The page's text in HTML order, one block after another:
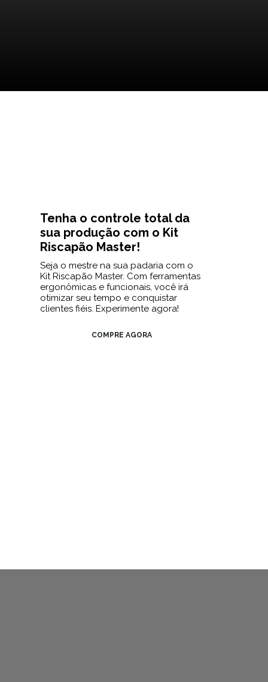
Tenha o controle total da
sua produção com o Kit
Riscapão Master!
Seja o mestre na sua padaria com o
Kit Riscapão Master. Com ferramentas
ergonômicas e funcionais, você irá
otimizar seu tempo e conquistar
clientes fiéis. Experimente agora!
COMPRE AGORA